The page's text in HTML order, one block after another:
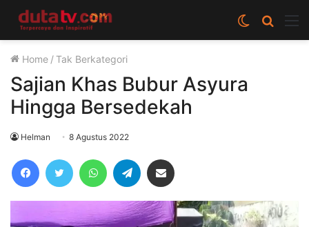
Cari
berita
Switch
skin
Home /Tak Berkategori
Sajian Khas Bubur Asyura
Hingga Bersedekah
Helman 8 Agustus 2022
FacebookTwitter WhatsAppTelegram